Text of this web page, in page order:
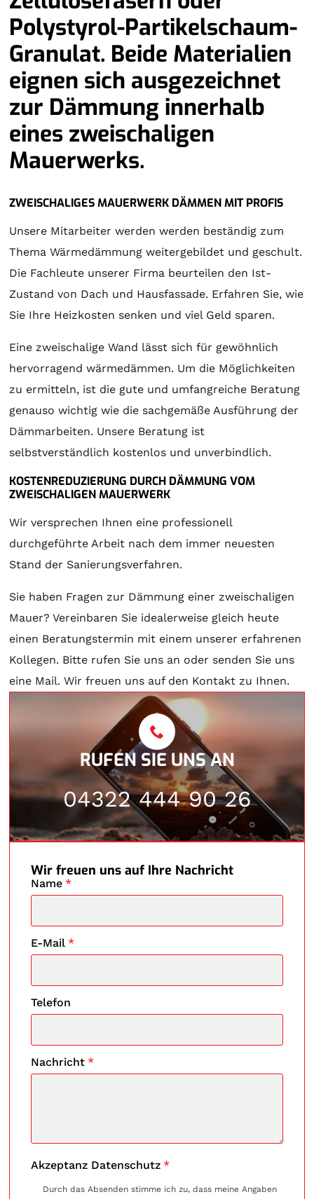
Polystyrol-Partikelschaum-
Granulat. Beide Materialien
eignen sich ausgezeichnet
zur Dämmung innerhalb
eines zweischaligen
Mauerwerks.
ZWEISCHALIGES MAUERWERK DÄMMEN MIT PROFIS
Unsere Mitarbeiter werden werden beständig zum
Thema Wärmedämmung weitergebildet und geschult.
Die Fachleute unserer Firma beurteilen den Ist-
Zustand von Dach und Hausfassade. Erfahren Sie, wie
Sie Ihre Heizkosten senken und viel Geld sparen.
Eine zweischalige Wand lässt sich für gewöhnlich
hervorragend wärmedämmen. Um die Möglichkeiten
zu ermitteln, ist die gute und umfangreiche Beratung
genauso wichtig wie die sachgemäße Ausführung der
Dämmarbeiten. Unsere Beratung ist
selbstverständlich kostenlos und unverbindlich.
KOSTENREDUZIERUNG DURCH DÄMMUNG VOM
ZWEISCHALIGEN MAUERWERK
Wir versprechen Ihnen eine professionell
durchgeführte Arbeit nach dem immer neuesten
Stand der Sanierungsverfahren.
Sie haben Fragen zur Dämmung einer zweischaligen
Mauer? Vereinbaren Sie idealerweise gleich heute
einen Beratungstermin mit einem unserer erfahrenen
Kollegen. Bitte rufen Sie uns an oder senden Sie uns
eine Mail. Wir freuen uns auf den Kontakt zu Ihnen.
RUFEN SIE UNS AN
04322 444 90 26
Wir freuen uns auf Ihre Nachricht
Name *
E-Mail *
Telefon
Nachricht *
Akzeptanz Datenschutz *
Durch das Absenden stimme ich zu, dass meine Angaben